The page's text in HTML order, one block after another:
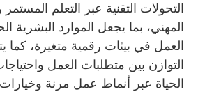
التحولات التقنية عبر التعلم المستمر
المهني، بما يجعل الموارد البشرية
العمل في بيئات رقمية متغيرة، كما
التوازن بين متطلبات العمل
الحياة عبر أنماط عمل مرنة